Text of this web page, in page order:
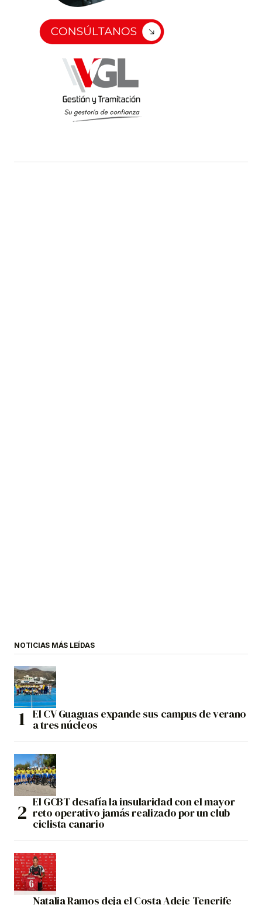
NOTICIAS MÁS LEÍDAS
El CV Guaguas expande sus campus de verano
a tres núcleos
El GCBT desafía la insularidad con el mayor
reto operativo jamás realizado por un club
ciclista canario
Natalia Ramos deja el Costa Adeje Tenerife